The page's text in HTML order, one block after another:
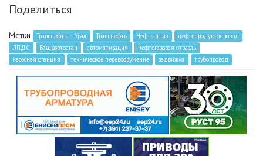
Поделиться
Метки Транснефть — Урал Транснефть Нефть и газ
нефтепродуктопровод
ЛПДС
Башкортостан автоматизация
нефтегазовая отрасль
насосная станция
техническое перевооружение задвижка трубопровод